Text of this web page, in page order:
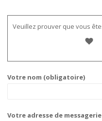
Veuillez prouver que vous
Votre nom (obligatoire)
Votre adresse de